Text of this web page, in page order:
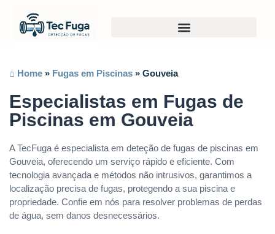
⌂ Home » Fugas em Piscinas » Gouveia
Especialistas em Fugas de
Piscinas em Gouveia
A TecFuga é especialista em deteção de fugas de piscinas em
Gouveia, oferecendo um serviço rápido e eficiente. Com
tecnologia avançada e métodos não intrusivos, garantimos a
localização precisa de fugas, protegendo a sua piscina e
propriedade. Confie em nós para resolver problemas de perdas
de água, sem danos desnecessários.